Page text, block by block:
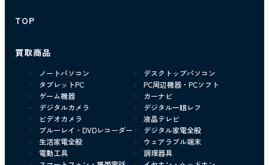
TOP
買取商品
ノートパソコン
デスクトップパソコン
タブレットPC
PC周辺機器・PCソフト
ゲーム機器
カーナビ
デジタルカメラ
デジタル一眼レフ
ビデオカメラ
液晶テレビ
ブルーレイ・DVDレコーダー
デジタル家電全般
生活家電全般
ウェアラブル端末
電動工具
調理器具